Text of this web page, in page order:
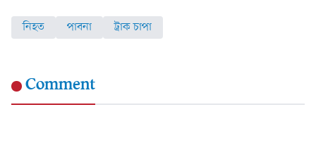
নিহত পাবনা ট্রাক চাপা
Comment